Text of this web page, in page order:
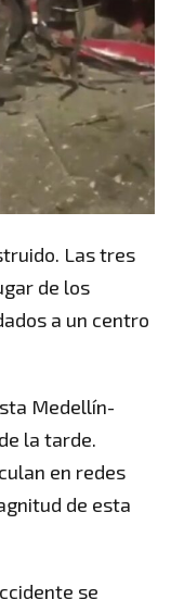
Las tres
de los
a un centro
Medellín-
la tarde.
en redes
de esta
se